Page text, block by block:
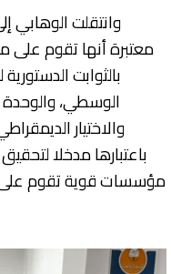
وانتقلت الوهابي
معتبرة أنها تقوم
بالثوابت
الوسطي، والوحدة
والاختيار
باعتبارها مدخلا
مؤسسات قوية تقوم على